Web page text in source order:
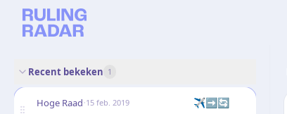
Recent bekeken 1
Hoge Raad·15 feb. 2019 ✈️➡️🔄